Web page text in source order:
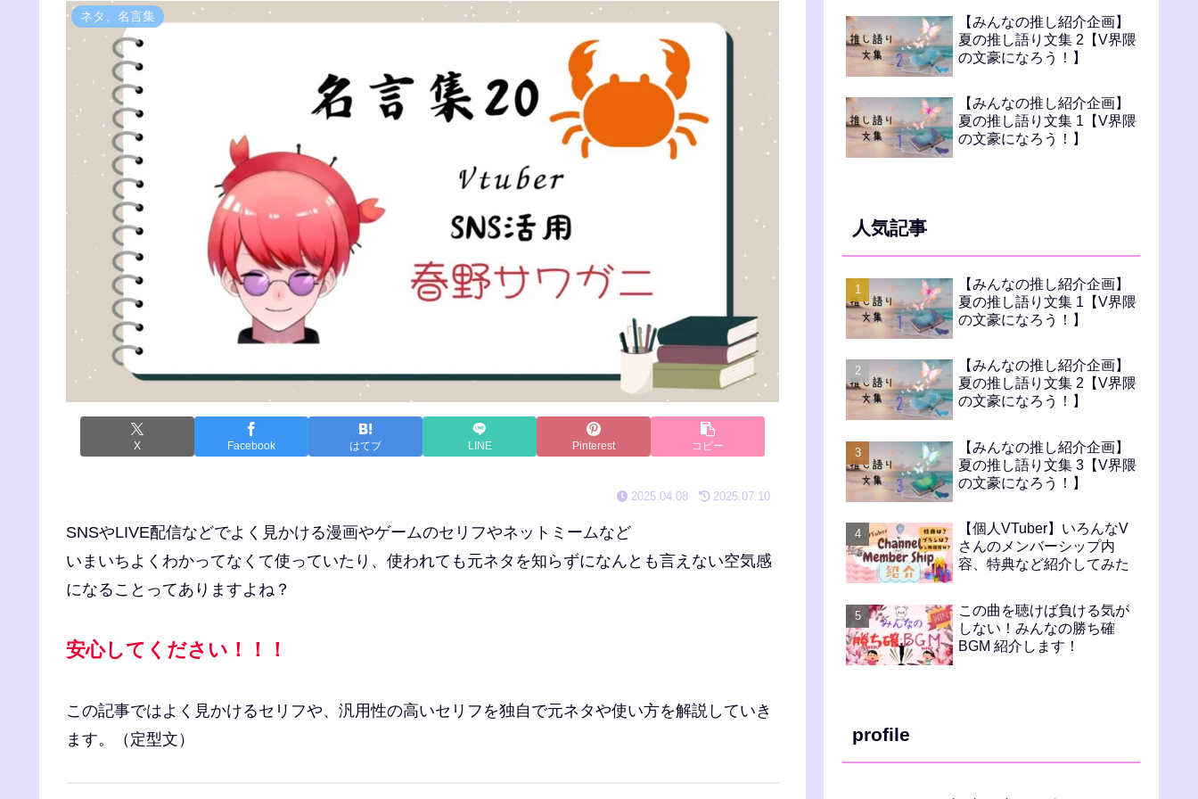
ネタ、名言集
X Facebook はてブ LINE Pinterest コピー
2025.04.08 2025.07.10
SNSやLIVE配信などでよく見かける漫画やゲームのセリフやネットミームなど
いまいちよくわかってなくて使っていたり、使われても元ネタを知らずになんとも言えない空気感
になることってありますよね？
安心してください！！！
この記事ではよく見かけるセリフや、汎用性の高いセリフを独自で元ネタや使い方を解説していき
ます。（定型文）
【みんなの推し紹介企画】
夏の推し語り文集 2【V界隈
の文豪になろう！】
【みんなの推し紹介企画】
夏の推し語り文集 1【V界隈
の文豪になろう！】
人気記事
【みんなの推し紹介企画】
夏の推し語り文集 1【V界隈
の文豪になろう！】
【みんなの推し紹介企画】
夏の推し語り文集 2【V界隈
の文豪になろう！】
【みんなの推し紹介企画】
夏の推し語り文集 3【V界隈
の文豪になろう！】
【個人VTuber】いろんなV
さんのメンバーシップ内
容、特典など紹介してみた
この曲を聴けば負ける気が
しない！みんなの勝ち確
BGM 紹介します！
profile